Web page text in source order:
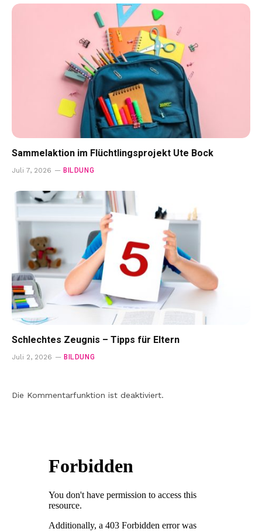
Sammelaktion im Flüchtlingsprojekt Ute Bock
Juli 7, 2026 BILDUNG
Schlechtes Zeugnis – Tipps für Eltern
Juli 2, 2026 BILDUNG
Die Kommentarfunktion ist deaktiviert.